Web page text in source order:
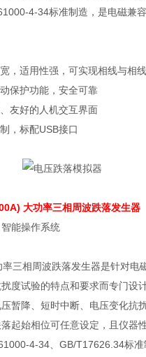
4-34标准制造，是电磁兼
，适用性强，可实现相线与相
保护功能，安全可靠
友好的人机交互界面
，标配USB接口
大功率三相周波跌落发生器
能操作系统
率三相周波跌落发生器是针对电
度试验的特点和要求而专门设
暂降、短时中断、电压变化抗
起始相位可任意设定，且仪器
4-34 、GB/T17626.34标